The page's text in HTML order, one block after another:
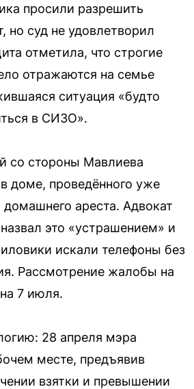
просили разрешить
но суд не удовлетворил
отметила, что строгие
отражаются на семье
ситуация «будто
в СИЗО».
со стороны Мавлиева
доме, проведённого уже
домашнего ареста. Адвокат
это «устрашением» и
искали телефоны без
Рассмотрение жалобы на
7 июля.
28 апреля мэра
месте, предъявив
взятки и превышении